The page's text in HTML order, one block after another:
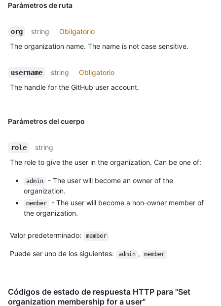
Parámetros de ruta
org string
Obligatorio
The organization name. The name is not case sensitive.
username string
Obligatorio
The handle for the GitHub user account.
Parámetros del cuerpo
role
string
The role to give the user in the organization. Can be one of:
admin
- The user will become an owner of the
organization.
member
- The user will become a non-owner member of
the organization.
Valor predeterminado: member
Puede ser uno de los siguientes: admin , member
Códigos de estado de respuesta HTTP para "Set
organization membership for a user"